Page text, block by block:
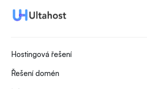
Hostingová řešení
Řešení domén